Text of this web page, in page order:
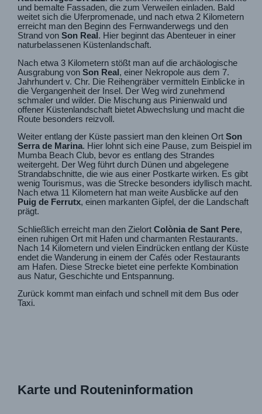
und bemalte Fassaden, die zum Verweilen einladen. Bald
weitet sich die Uferpromenade, und nach etwa 2 Kilometern
erreicht man den Beginn des Fernwanderwegs und den
Strand vonSon Real . Hier beginnt das Abenteuer in einer
naturbelassenen Küstenlandschaft.
Nach etwa 3 Kilometern stößt man auf die archäologische
Ausgrabung vonSon Real, einer Nekropole aus dem 7.
Jahrhundert v. Chr. Die Reihengräber vermitteln Einblicke in
die Vergangenheit der Insel. Der Weg wird zunehmend
schmaler und wilder. Die Mischung aus Pinienwald und
offener Küstenlandschaft bietet Abwechslung und macht die
Route besonders reizvoll.
Weiter entlang der Küste passiert man den kleinen OrtSon
Serra de Marina. Hier lohnt sich eine Pause, zum Beispiel im
Mumba Beach Club, bevor es entlang des Strandes
weitergeht. Der Weg führt durch Dünen und abgelegene
Strandabschnitte, die wie aus einer Postkarte wirken. Es gibt
wenig Tourismus, was die Strecke besonders idyllisch macht.
Nach etwa 11 Kilometern hat man weite Ausblicke auf den
Puig de Ferrutx, einen markanten Gipfel, der die Landschaft
prägt.
Schließlich erreicht man den ZielortColònia de Sant Pere,
einen ruhigen Ort mit Hafen und charmanten Restaurants.
Nach 14 Kilometern und vielen Eindrücken entlang der Küste
endet die Wanderung in einem der Cafés oder Restaurants
am Hafen. Diese Strecke bietet eine perfekte Kombination
aus Natur, Geschichte und Entspannung.
Zurück kommt man einfach und schnell mit dem Bus oder
Taxi.
Karte und Routeninformation